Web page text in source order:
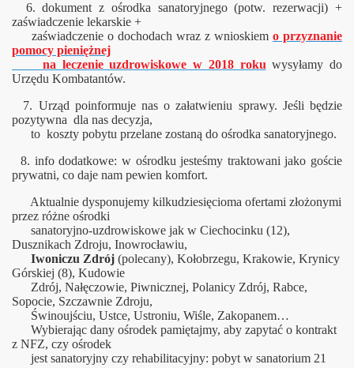
6. dokument z ośrodka sanatoryjnego (potw. rezerwacji) +
zaświadczenie lekarskie +
zaświadczenie o dochodach wraz z wnioskiem o przyznanie
pomocy pieniężnej
na leczenie uzdrowiskowe w 2018 roku wysyłamy do
Urzędu Kombatantów.
7. Urząd poinformuje nas o załatwieniu sprawy. Jeśli będzie
pozytywna dla nas decyzja,
to koszty pobytu przelane zostaną do ośrodka sanatoryjnego.
8. info dodatkowe: w ośrodku jesteśmy traktowani jako goście
prywatni, co daje nam pewien komfort.
Aktualnie dysponujemy kilkudziesięcioma ofertami złożonymi
przez różne ośrodki
sanatoryjno-uzdrowiskowe jak w Ciechocinku (12),
Dusznikach Zdroju, Inowrocławiu,
Iwoniczu Zdrój (polecany), Kołobrzegu, Krakowie, Krynicy
Górskiej (8), Kudowie
Zdrój, Nałęczowie, Piwnicznej, Polanicy Zdrój, Rabce,
Sopocie, Szczawnie Zdroju,
Świnoujściu, Ustce, Ustroniu, Wiśle, Zakopanem…
Wybierając dany ośrodek pamiętajmy, aby zapytać o kontrakt
z NFZ, czy ośrodek
jest sanatoryjny czy rehabilitacyjny: pobyt w sanatorium 21